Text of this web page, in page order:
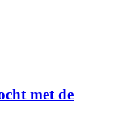
met de